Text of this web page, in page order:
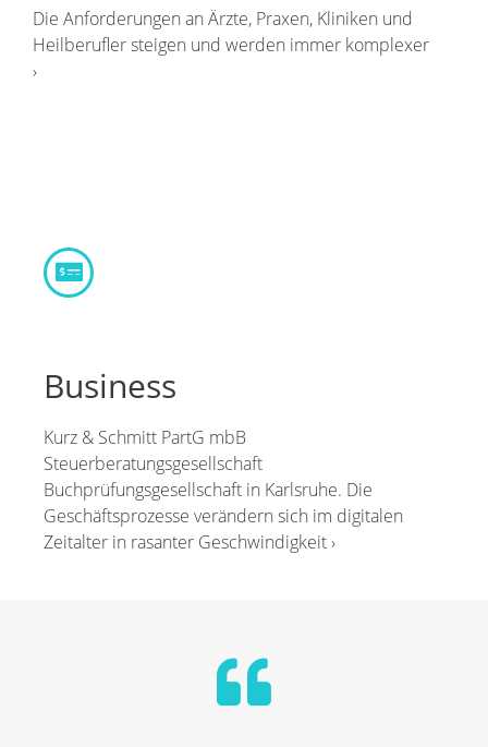
Die Anforderungen an Ärzte, Praxen, Kliniken und
Heilberufler steigen und werden immer komplexer
›
Business
Kurz & Schmitt PartG mbB
Steuerberatungsgesellschaft
Buchprüfungsgesellschaft in Karlsruhe. Die
Geschäftsprozesse verändern sich im digitalen
Zeitalter in rasanter Geschwindigkeit ›